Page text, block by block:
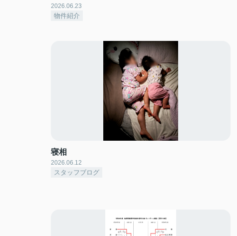
2026.06.23
物件紹介
寝相
2026.06.12
スタッフブログ